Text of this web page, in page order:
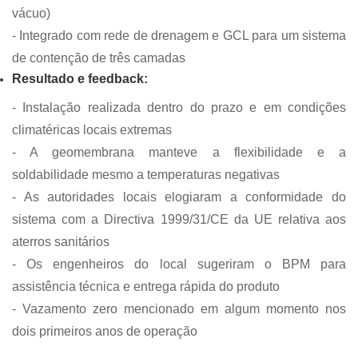
vácuo)
- Integrado com rede de drenagem e GCL para um sistema
de contenção de três camadas
Resultado e feedback:
- Instalação realizada dentro do prazo e em condições
climatéricas locais extremas
- A geomembrana manteve a flexibilidade e a
soldabilidade mesmo a temperaturas negativas
- As autoridades locais elogiaram a conformidade do
sistema com a Directiva 1999/31/CE da UE relativa aos
aterros sanitários
- Os engenheiros do local sugeriram o BPM para
assistência técnica e entrega rápida do produto
- Vazamento zero mencionado em algum momento nos
dois primeiros anos de operação